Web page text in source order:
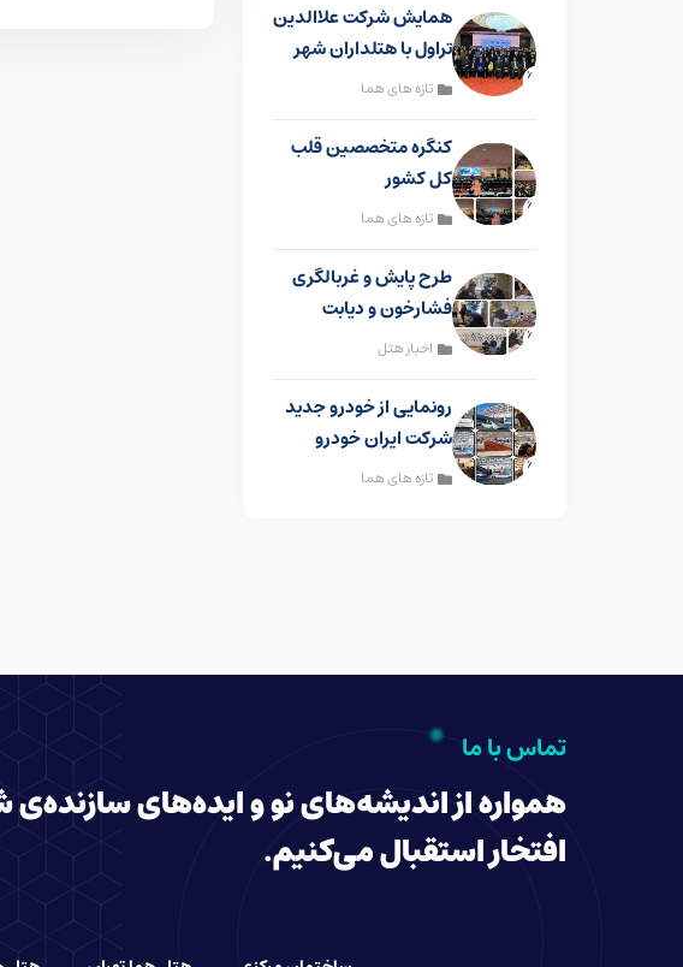
همایش شرکت علاالدین
تراول با هتلداران شهر
مشهد
تازه های هما
کنگره متخصصین قلب
کل کشور
تازه های هما
طرح پایش و غربالگری
فشارخون و دیابت
اخبار هتل
رونمایی از خودرو جدید
شرکت ایران خودرو
تازه های هما
تماس با ما
همواره از اندیشه‌های نو و ایده‌های سازنده‌ی
افتخار استقبال می‌کنیم.